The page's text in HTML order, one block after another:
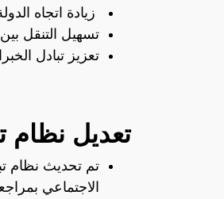
زيادة اتجاه
تسهيل التنقل
تعزيز تبادل
تعديل نظام
تم تحديث نظام
الاجتماعي